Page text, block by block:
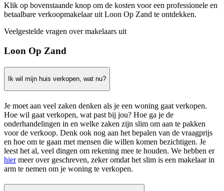
Klik op bovenstaande knop om de kosten voor een professionele en
betaalbare verkoopmakelaar uit Loon Op Zand te ontdekken.
Veelgestelde vragen over makelaars uit
Loon Op Zand
Ik wil mijn huis verkopen, wat nu?
Je moet aan veel zaken denken als je een woning gaat verkopen.
Hoe wil gaat verkopen, wat past bij jou? Hoe ga je de
onderhandelingen in en welke zaken zijn slim om aan te pakken
voor de verkoop. Denk ook nog aan het bepalen van de vraagprijs
en hoe om te gaan met mensen die willen komen bezichtigen. Je
leest het al, veel dingen om rekening mee te houden. We hebben er
hiermeer over geschreven, zeker omdat het slim is een makelaar in
arm te nemen om je woning te verkopen.